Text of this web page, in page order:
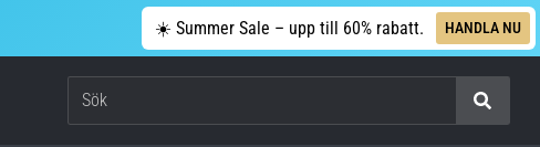
☀️ Summer Sale – upp till 60% rabatt. HANDLA NU